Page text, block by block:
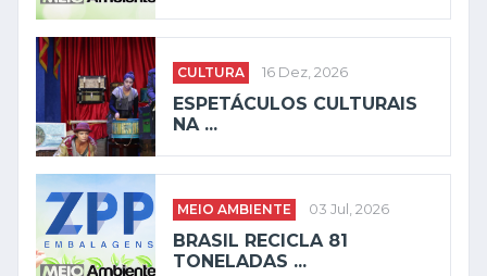
CULTURA 16 Dez, 2026
ESPETÁCULOS CULTURAIS
NA ...
MEIO AMBIENTE 03 Jul, 2026
BRASIL RECICLA 81
TONELADAS ...